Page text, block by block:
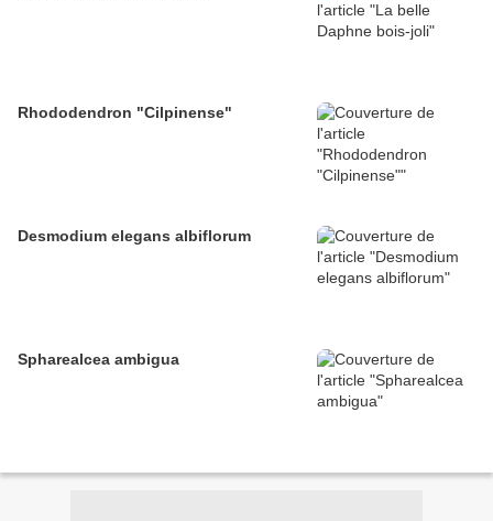
Rhododendron "Cilpinense"
Desmodium elegans albiflorum
Spharealcea ambigua